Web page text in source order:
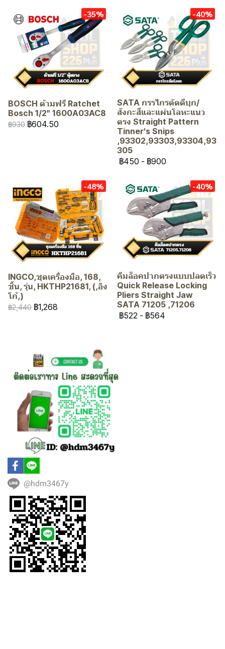
-35%
BOSCH ด้ามฟรี Ratchet
Bosch 1/2" 1600A03AC8
฿930 ฿604.50
-40%
SATA กรรไกรตัดดีบุก/
สังกะสีและแผ่นโลหะแนว
ตรง Straight Pattern
Tinner's Snips
,93302,93303,93304,93
305
฿450 - ฿900
-48%
INGCO,ชุดเครื่องมือ, 168,
ชิ้น, รุ่น, HKTHP21681, (,อิง
โก้,)
฿2,440 ฿1,268
-40%
คีมล็อคปากตรงแบบปลดเร็ว
Quick Release Locking
Pliers Straight Jaw
SATA 71205 ,71206
฿522 - ฿564
@hdm3467y